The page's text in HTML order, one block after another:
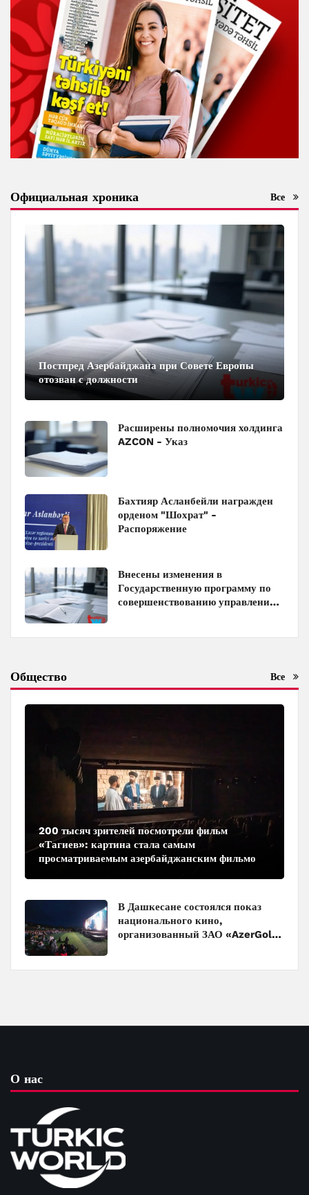
Официальная хроника Все
Постпред Азербайджана при Совете Европы
отозван с должности
Расширены полномочия холдинга
AZCON - Указ
Бахтияр Асланбейли награжден
орденом "Шохрат" -
Распоряжение
Внесены изменения в
Государственную программу по
совершенствованию управления
Общество Все
200 тысяч зрителей посмотрели фильм
«Тагиев»: картина стала самым
просматриваемым азербайджанским фильмом
В Дашкесане состоялся показ
национального кино,
организованный ЗАО «AzerGold»
О нас